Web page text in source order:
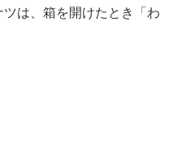
は、箱を開けたとき「わ